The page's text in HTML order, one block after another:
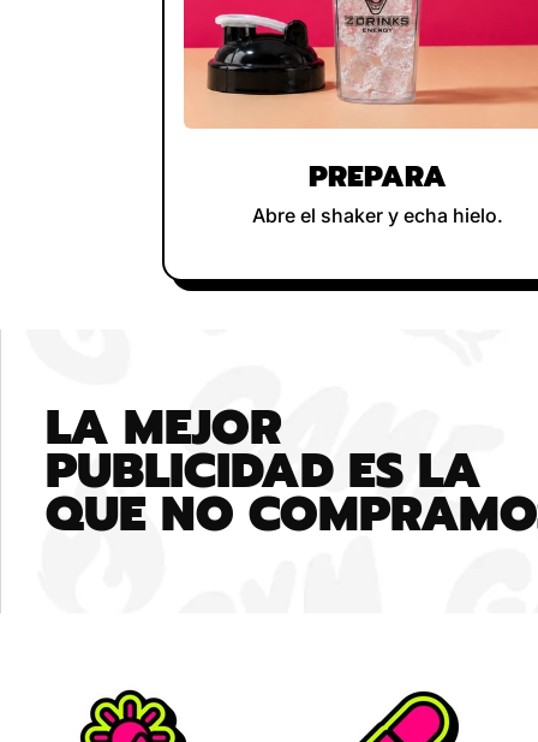
PREPARA
Abre el shaker y echa hielo.
LA MEJOR
PUBLICIDAD ES LA
QUE NO